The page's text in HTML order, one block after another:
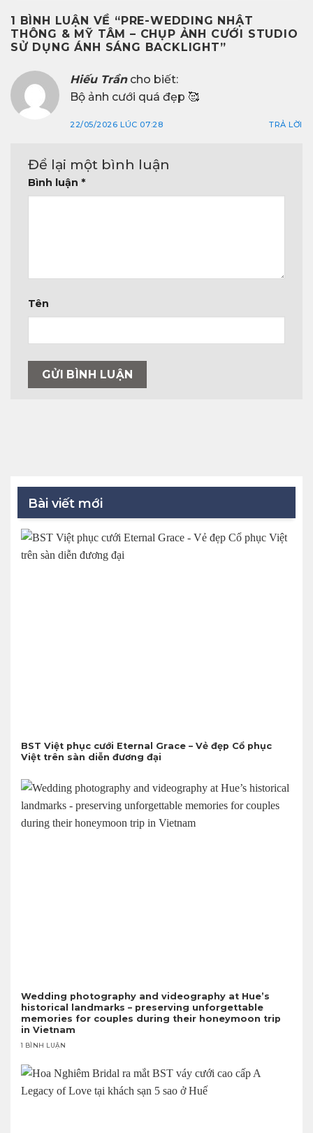
1 BÌNH LUẬN VỀ “PRE-WEDDING NHẬT
THÔNG & MỸ TÂM – CHỤP ẢNH CƯỚI STUDIO
SỬ DỤNG ÁNH SÁNG BACKLIGHT”
Hiếu Trần cho biết:
Bộ ảnh cưới quá đẹp 🥰
22/05/2026 LÚC 07:28 TRẢ LỜI
Để lại một bình luận
Bình luận *
Tên
Bài viết mới
BST Việt phục cưới Eternal Grace – Vẻ đẹp Cổ phục
Việt trên sàn diễn đương đại
Wedding photography and videography at Hue’s
historical landmarks – preserving unforgettable
memories for couples during their honeymoon trip
in Vietnam
1 BÌNH LUẬN